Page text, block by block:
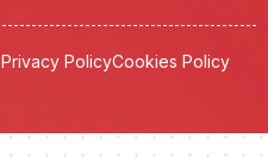
Privacy PolicyCookies Policy